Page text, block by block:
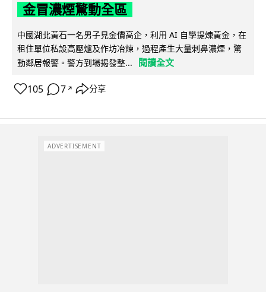
金冒濃煙驚動全區
中國湖北黃石一名男子見金價高企，利用 AI 自學提煉黃金，在
租住單位私設高壓爐及作坊冶煉，過程產生大量刺鼻濃煙，驚
動鄰居報警。警方到場揭發整...
閱讀全文
105 7 ↗ 分享
ADVERTISEMENT